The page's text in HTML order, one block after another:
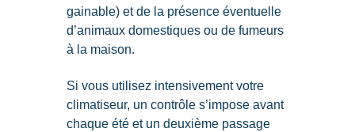
gainable) et de la présence éventuelle
d’animaux domestiques ou de fumeurs
à la maison.
Si vous utilisez intensivement votre
climatiseur, un contrôle s’impose avant
chaque été et un deuxième passage